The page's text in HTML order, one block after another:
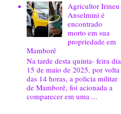
Agricultor Irineu
Anselmini é
encontrado
morto em sua
propriedade em
Mamborê
Na tarde desta quinta- feira dia
15 de maio de 2025, por volta
das 14 horas, a policia militar
de Mamborê, foi acionada a
comparecer em uma ...